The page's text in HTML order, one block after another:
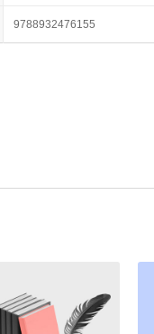
9788932476155